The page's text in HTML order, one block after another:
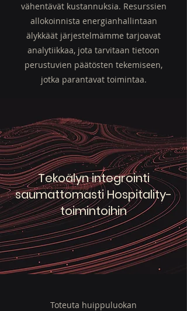
vähentävät kustannuksia. Resurssien
allokoinnista energianhallintaan
älykkäät järjestelmämme tarjoavat
analytiikkaa, jota tarvitaan tietoon
perustuvien päätösten tekemiseen,
jotka parantavat toimintaa.
Tekoälyn integrointi
saumattomasti Hospitality-
toimintoihin
Toteuta huippuluokan